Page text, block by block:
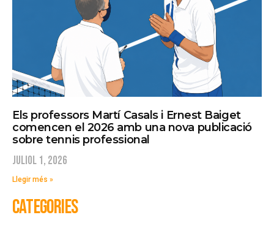
Els professors Martí Casals i Ernest Baiget
comencen el 2026 amb una nova publicació
sobre tennis professional
juliol 1, 2026
Llegir més »
CATEGORIES